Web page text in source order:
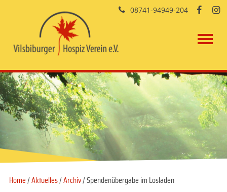
Home/Aktuelles/Archiv/ Spendenübergabe im Losladen
08741-94949-204  